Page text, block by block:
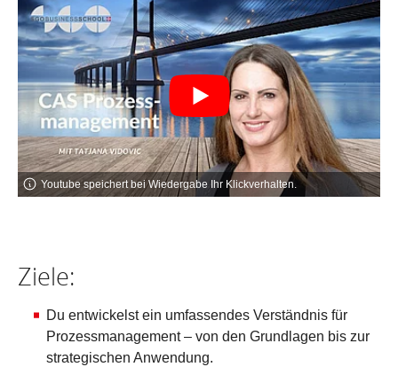
Youtube speichert bei Wiedergabe Ihr Klickverhalten.
Ziele:
Du entwickelst ein umfassendes Verständnis für
Prozessmanagement – von den Grundlagen bis zur
strategischen Anwendung.